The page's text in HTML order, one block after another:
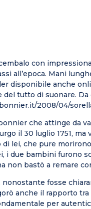
con
all’epoca. Mani
disponibile anche
tutto di suonare.
2008/04/
che attinge da
il 30 luglio 1751,
lei, che pure
due bambini furono
non bastò a remare
fosse
anche il rapporto
per